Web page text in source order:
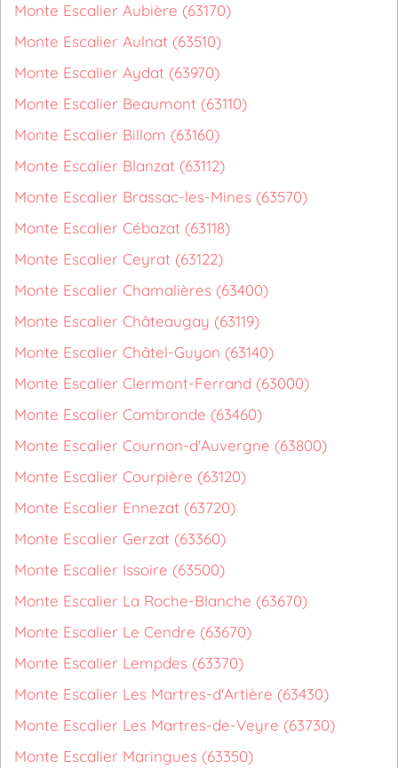
Monte Escalier Aubière (63170)
Monte Escalier Aulnat (63510)
Monte Escalier Aydat (63970)
Monte Escalier Beaumont (63110)
Monte Escalier Billom (63160)
Monte Escalier Blanzat (63112)
Monte Escalier Brassac-les-Mines (63570)
Monte Escalier Cébazat (63118)
Monte Escalier Ceyrat (63122)
Monte Escalier Chamalières (63400)
Monte Escalier Châteaugay (63119)
Monte Escalier Châtel-Guyon (63140)
Monte Escalier Clermont-Ferrand (63000)
Monte Escalier Combronde (63460)
Monte Escalier Cournon-d'Auvergne (63800)
Monte Escalier Courpière (63120)
Monte Escalier Ennezat (63720)
Monte Escalier Gerzat (63360)
Monte Escalier Issoire (63500)
Monte Escalier La Roche-Blanche (63670)
Monte Escalier Le Cendre (63670)
Monte Escalier Lempdes (63370)
Monte Escalier Les Martres-d'Artière (63430)
Monte Escalier Les Martres-de-Veyre (63730)
Monte Escalier Maringues (63350)